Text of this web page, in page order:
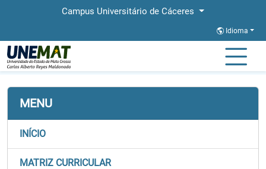
Campus Universitário de Cáceres
Idioma
Página Inicial Direito Fluxos
MENU
INÍCIO
MATRIZ CURRICULAR